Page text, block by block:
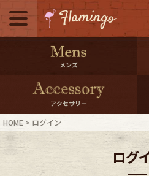
メニュー
500pt＆
ト
10％0ff
ログイン・会員登録
メンズ
アクセサリー
HOME ログイン
ログ